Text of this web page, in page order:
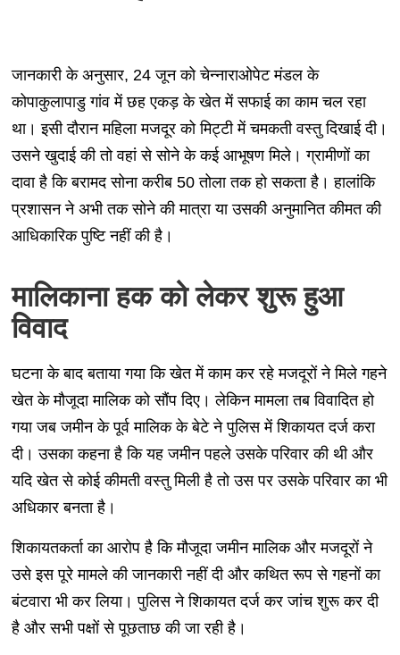
जानकारी के अनुसार, 24 जून को चेन्नाराओपेट मंडल के
कोपाकुलापाडु गांव में छह एकड़ के खेत में सफाई का काम चल रहा
था। इसी दौरान महिला मजदूर को मिट्टी में चमकती वस्तु दिखाई दी।
उसने खुदाई की तो वहां से सोने के कई आभूषण मिले। ग्रामीणों का
दावा है कि बरामद सोना करीब 50 तोला तक हो सकता है। हालांकि
प्रशासन ने अभी तक सोने की मात्रा या उसकी अनुमानित कीमत की
आधिकारिक पुष्टि नहीं की है।
मालिकाना हक को लेकर शुरू हुआ
विवाद
घटना के बाद बताया गया कि खेत में काम कर रहे मजदूरों ने मिले गहने
खेत के मौजूदा मालिक को सौंप दिए। लेकिन मामला तब विवादित हो
गया जब जमीन के पूर्व मालिक के बेटे ने पुलिस में शिकायत दर्ज करा
दी। उसका कहना है कि यह जमीन पहले उसके परिवार की थी और
यदि खेत से कोई कीमती वस्तु मिली है तो उस पर उसके परिवार का भी
अधिकार बनता है।
शिकायतकर्ता का आरोप है कि मौजूदा जमीन मालिक और मजदूरों ने
उसे इस पूरे मामले की जानकारी नहीं दी और कथित रूप से गहनों का
बंटवारा भी कर लिया। पुलिस ने शिकायत दर्ज कर जांच शुरू कर दी
है और सभी पक्षों से पूछताछ की जा रही है।